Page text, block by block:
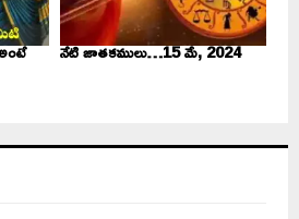
నేటి జాతకములు…15 మే, 2024